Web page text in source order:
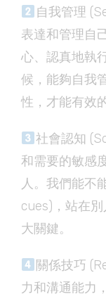
自我管理
表達和管理自
心、認真地執
候，能夠自我
性，才能有效
社會認知
和需要的敏感
人。我們能不
cues)，站在
大關鍵。
關係技巧
力和溝通能力